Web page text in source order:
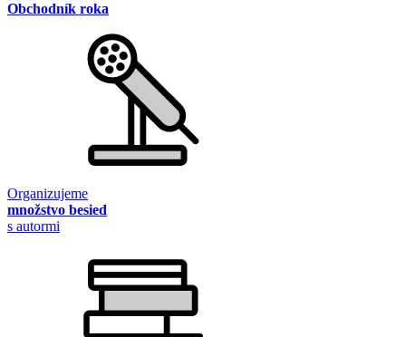
Obchodník roka
Organizujeme
množstvo besied
s autormi